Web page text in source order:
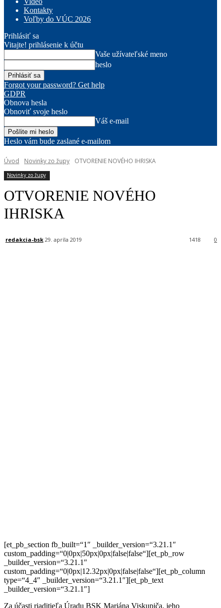
Kontakty
Voľby do VÚC 2026
Prihlásiť sa
Vitajte! prihlásenie k účtu
Vaše užívateľské meno
heslo
Forgot your password? Get help
GDPR
Obnova hesla
Obnoviť svoje heslo
Váš e-mail
Heslo vám bude zaslané e-mailom
Úvod Novinky zo župy OTVORENIE NOVÉHO IHRISKA
Novinky zo župy
OTVORENIE NOVÉHO
IHRISKA
redakcia-bsk 29. apríla 2019 0
1418
[et_pb_section fb_built=“1″ _builder_version=“3.21.1″
custom_padding=“0|0px|50px|0px|false|false“][et_pb_row
_builder_version=“3.21.1″
custom_padding=“0|0px|12.32px|0px|false|false“][et_pb_column
type=“4_4″ _builder_version=“3.21.1″][et_pb_text
_builder_version=“3.21.1″]
Za účasti riaditieľa Úradu BSK Mariána Viskupiča, jeho